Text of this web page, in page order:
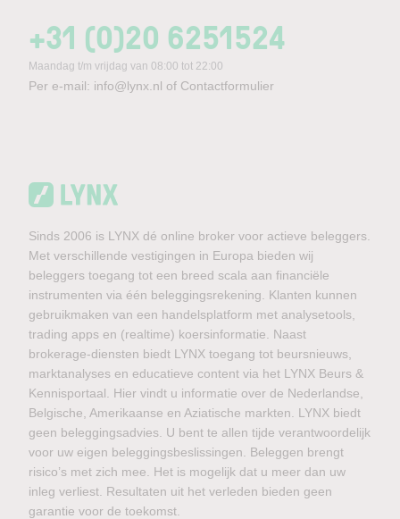
+31 (0)20 6251524
Maandag t/m vrijdag van 08:00 tot 22:00
Per e-mail: info@lynx.nl of Contactformulier
Sinds 2006 is LYNX dé online broker voor actieve beleggers.
Met verschillende vestigingen in Europa bieden wij
beleggers toegang tot een breed scala aan financiële
instrumenten via één beleggingsrekening. Klanten kunnen
gebruikmaken van een handelsplatform met analysetools,
trading apps en (realtime) koersinformatie. Naast
brokerage-diensten biedt LYNX toegang tot beursnieuws,
marktanalyses en educatieve content via het LYNX Beurs &
Kennisportaal. Hier vindt u informatie over de Nederlandse,
Belgische, Amerikaanse en Aziatische markten. LYNX biedt
geen beleggingsadvies. U bent te allen tijde verantwoordelijk
voor uw eigen beleggingsbeslissingen. Beleggen brengt
risico’s met zich mee. Het is mogelijk dat u meer dan uw
inleg verliest. Resultaten uit het verleden bieden geen
garantie voor de toekomst.